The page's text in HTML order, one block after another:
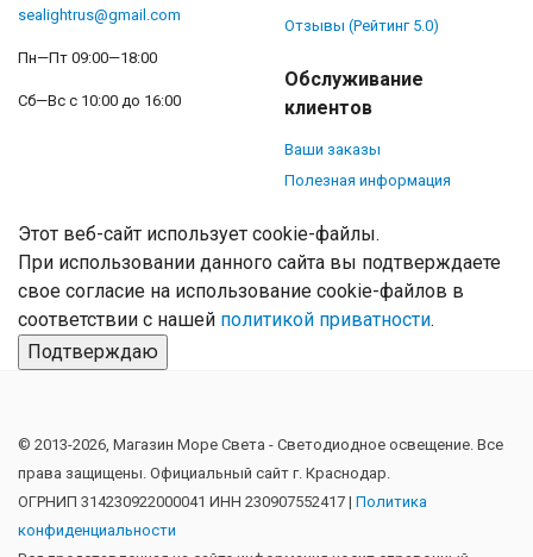
sealightrus@gmail.com
Пн—Пт 09:00—18:00
Сб—Вс с 10:00 до 16:00
Отзывы (Рейтинг 5.0)
Обслуживание
клиентов
Ваши заказы
Полезная информация
Этот веб-сайт использует cookie-файлы.
При использовании данного сайта вы подтверждаете
свое согласие на использование cookie-файлов в
соответствии с нашей политикой приватности.
Подтверждаю
© 2013-2026, Магазин Море Света - Cветодиодное освещение. Все
права защищены. Официальный сайт г. Краснодар.
ОГРНИП 314230922000041 ИНН 230907552417 | Политика
конфиденциальности